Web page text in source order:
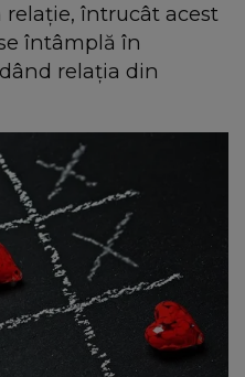
întrucât acest
întâmplă în
relația din